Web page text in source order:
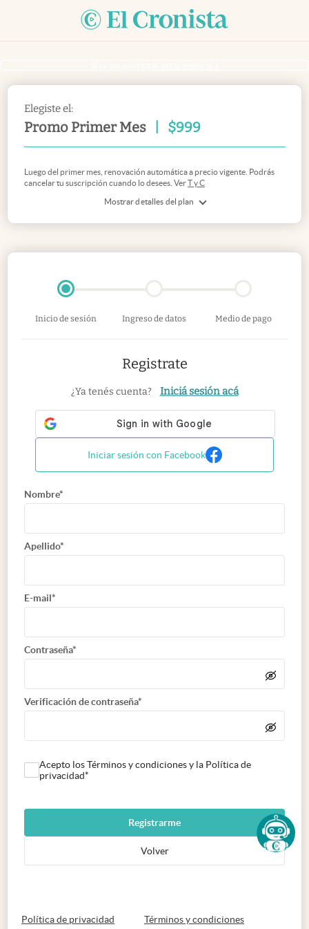
Elegiste el:
Promo Primer Mes $999
Mostrar detalles del plan
Luego del primer mes, renovación automática a precio vigente. Podrás
cancelar tu suscripción cuando lo desees. VerT y C
Inicio de sesión Ingreso de datos Medio de pago
Registrate
¿Ya tenés cuenta? Iniciá sesión acá
Iniciar sesión con Facebook
Nombre*
Apellido*
E-mail*
Contraseña*
Verificación de contraseña*
Acepto los Términos y condiciones y la Política de
privacidad*
Registrarme
Volver
Política de privacidad abre en nueva pestaña
Términos y condicionesabre en nueva